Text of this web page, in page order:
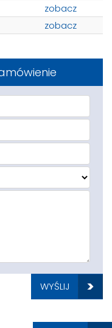
zobacz
zobacz
WYŚLIJ